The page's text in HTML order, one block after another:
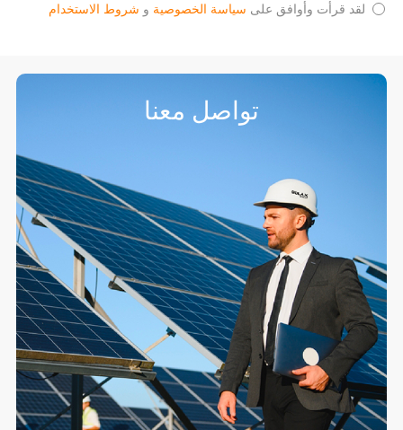
لقد قرأت وأوافق على سياسة الخصوصية و شروط الاستخدام
تواصل معنا